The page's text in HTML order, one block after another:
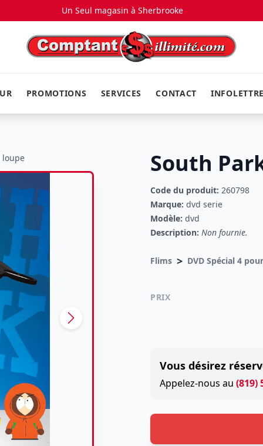
Un Seul magasin à Sherbrooke
PROMOTIONS SERVICES CONTACT
loupe South
Code du produit: 260798
Marque: dvd serie
Modèle: dvd
Description: Non fournie.
Flims >
PRIX
Vous désirez
Appelez-nous au (819)